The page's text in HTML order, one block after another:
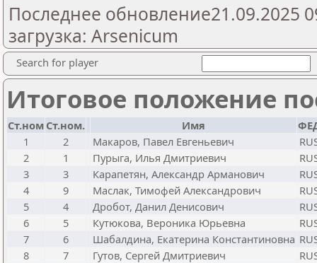
Последнее обновление21.09.2025
загрузка: Arsenicum
Search for player
Итоговое положение
Ст.ном Ст.ном. Имя
1
2 Макаров, Павел Евгеньевич
2
1 Пурыга, Илья Дмитриевич
3
3 Карапетян, Александр Арманович
4
9 Маслак, Тимофей Александрович
5
4 Дробот, Данил Денисович
6
5 Кутюкова, Вероника Юрьевна
7
6 Шабалдина, Екатерина Константиновна
8
7 Гутов, Сергей Дмитриевич